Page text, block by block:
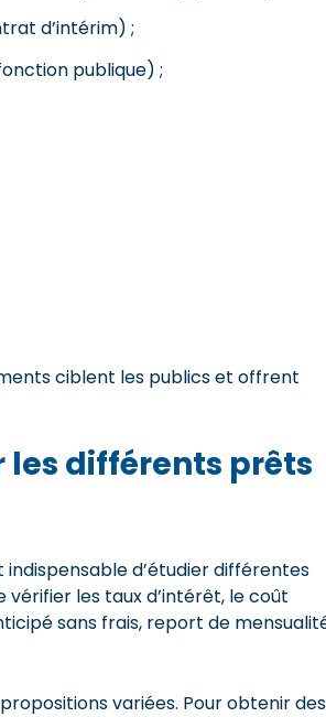
d’intérim) ;
publique) ;
ciblent les publics et offrent
différents prêts
d’étudier différentes
les taux d’intérêt, le coût
sans frais, report de
variées. Pour obtenir des